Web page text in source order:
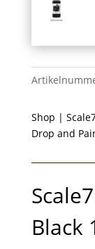
Shop |
Drop and
Black